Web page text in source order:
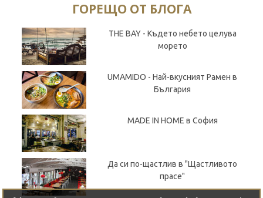
ГОРЕЩО ОТ БЛОГА
THE BAY - Където небето целува
морето
UMAMIDO - Най-вкусният Рамен в
България
MADE IN HOME в София
Да си по-щастлив в "Щастливото
прасе"